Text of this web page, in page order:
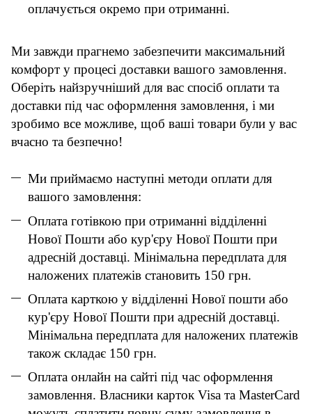
оплачується окремо при отриманні.
Ми завжди прагнемо забезпечити максимальний
комфорт у процесі доставки вашого замовлення.
Оберіть найзручніший для вас спосіб оплати та
доставки під час оформлення замовлення, і ми
зробимо все можливе, щоб ваші товари були у вас
вчасно та безпечно!
Ми приймаємо наступні методи оплати для
вашого замовлення:
Оплата готівкою при отриманні відділенні
Нової Пошти або кур'єру Нової Пошти при
адресній доставці. Мінімальна передплата для
наложених платежів становить 150 грн.
Оплата карткою у відділенні Нової пошти або
кур'єру Нової Пошти при адресній доставці.
Мінімальна передплата для наложених платежів
також складає 150 грн.
Оплата онлайн на сайті під час оформлення
замовлення. Власники карток Visa та MasterCard